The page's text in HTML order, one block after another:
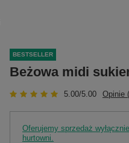
BESTSELLER
Beżowa midi
5.00/5.00 Opinie
Oferujemy sprzedaż
hurtowni.